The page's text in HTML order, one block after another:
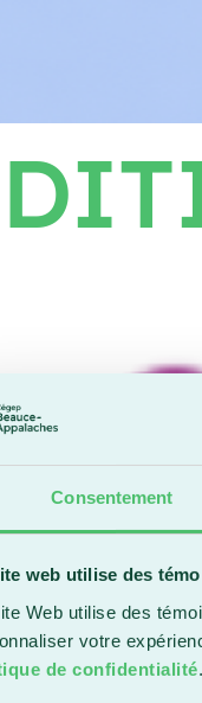
Consentement
web utilise des
Web utilise des
votre
de confidentialité